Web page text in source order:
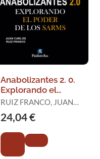
Anabolizantes 2. 0.
Explorando el
Poder de los Sarms
RUIZ FRANCO, JUAN
CARLOS
24,04 €